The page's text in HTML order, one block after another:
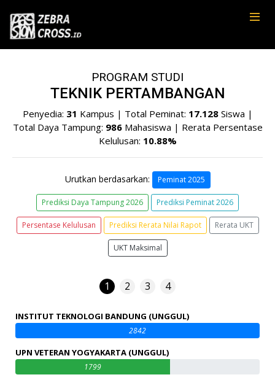
PROGRAM STUDI
TEKNIK PERTAMBANGAN
Penyedia: 31 Kampus | Total Peminat: 17.128Siswa |
Total Daya Tampung: 986Mahasiswa | Rerata Persentase
Kelulusan: 10.88%
Urutkan berdasarkan: Peminat 2025
Prediksi Daya Tampung 2026 Prediksi Peminat 2026
Persentase Kelulusan Prediksi Rerata Nilai Rapot Rerata UKT
UKT Maksimal
1 2 3 4
INSTITUT TEKNOLOGI BANDUNG (UNGGUL)
2842
UPN VETERAN YOGYAKARTA (UNGGUL)
1799